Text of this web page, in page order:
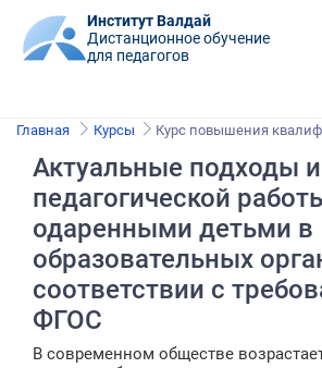
Институт Валдай
Дистанционное обучение
для педагогов
Главная Курсы Курс повышения
Актуальные подходы и
педагогической
одаренными детьми в
образовательных
соответствии с
ФГОС
В современном обществе